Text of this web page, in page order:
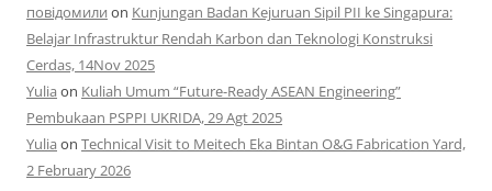
повідомили on Kunjungan Badan Kejuruan Sipil PII ke Singapura:
Belajar Infrastruktur Rendah Karbon dan Teknologi Konstruksi
Cerdas, 14Nov 2025
Yulia on Kuliah Umum “Future-Ready ASEAN Engineering”
Pembukaan PSPPI UKRIDA, 29 Agt 2025
Yulia on Technical Visit to Meitech Eka Bintan O&G Fabrication Yard,
2 February 2026